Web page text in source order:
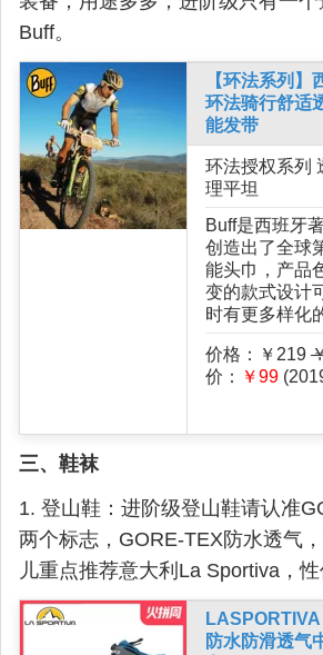
Buff。
【环法系列
环法骑行舒适
能发带
环法授权系列
理平坦
Buff是西班牙
创造出了全球
能头巾，产品
变的款式设计
时有更多样化
价格：￥219
价：
￥99
三、鞋袜
1. 登山鞋：进阶级登山鞋请认准
两个标志，GORE-TEX防水透气
儿重点推荐意大利La Sportiva，性
防水防滑透气